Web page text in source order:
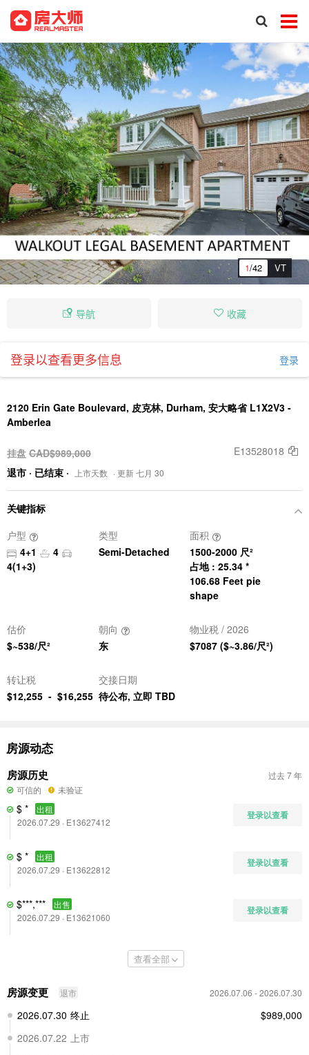
1/42 VT
导航 收藏
登录以查看更多信息 登录